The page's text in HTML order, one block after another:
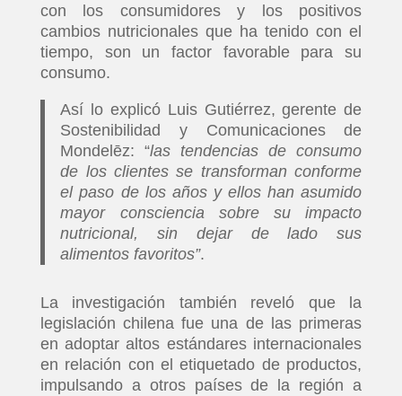
con los consumidores y los positivos
cambios nutricionales que ha tenido con el
tiempo, son un factor favorable para su
consumo.
Así lo explicó Luis Gutiérrez, gerente de
Sostenibilidad y Comunicaciones de
Mondelēz: “las tendencias de consumo
de los clientes se transforman conforme
el paso de los años y ellos han asumido
mayor consciencia sobre su impacto
nutricional, sin dejar de lado sus
alimentos favoritos”.
La investigación también reveló que la
legislación chilena fue una de las primeras
en adoptar altos estándares internacionales
en relación con el etiquetado de productos,
impulsando a otros países de la región a